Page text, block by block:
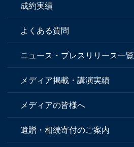
成約実績
よくある質問
ニュース・プレスリリース一覧
メディア掲載・講演実績
メディアの皆様へ
遺贈・相続寄付のご案内